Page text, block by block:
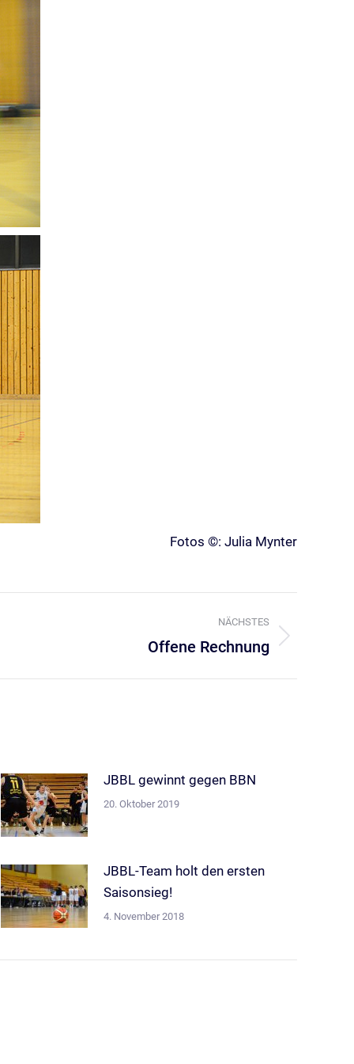
Fotos ©: Julia Mynter
NÄCHSTES
Offene Rechnung
JBBL gewinnt gegen BBN
20. Oktober 2019
JBBL-Team holt den ersten
Saisonsieg!
4. November 2018